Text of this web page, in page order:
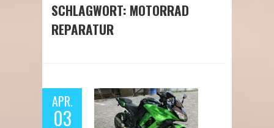
SCHLAGWORT: MOTORRAD
REPARATUR
APR.
03